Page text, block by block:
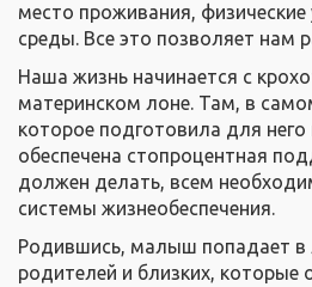
место проживания,
среды. Все это позволяет нам
Наша жизнь начинается с
материнском лоне. Там, в
которое подготовила для
обеспечена стопроцентная
должен делать, всем
системы жизнеобеспечения.
Родившись, малыш попадает в
родителей и близких, которые